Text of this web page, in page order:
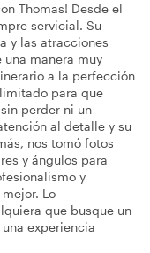
Thomas! Desde el
servicial. Su
y las atracciones
manera muy
a la perfección
para que
perder ni un
al detalle y su
nos tomó fotos
y ángulos para
y
Lo
que busque un
experiencia